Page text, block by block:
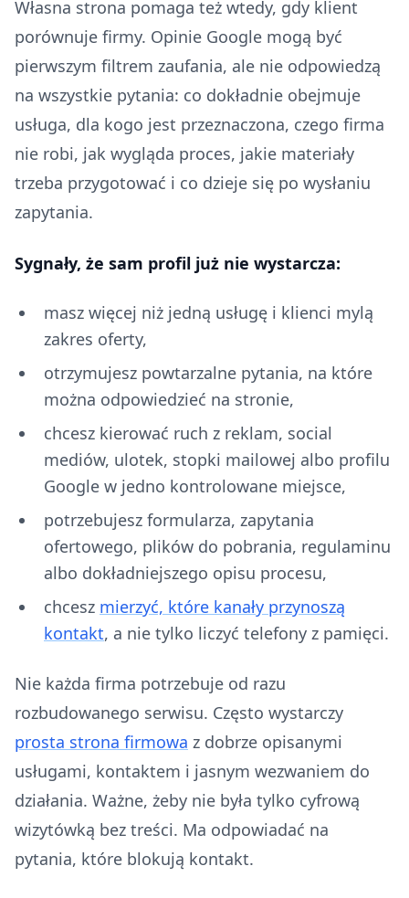
Własna strona pomaga też wtedy, gdy klient
porównuje firmy. Opinie Google mogą być
pierwszym filtrem zaufania, ale nie odpowiedzą
na wszystkie pytania: co dokładnie obejmuje
usługa, dla kogo jest przeznaczona, czego firma
nie robi, jak wygląda proces, jakie materiały
trzeba przygotować i co dzieje się po wysłaniu
zapytania.
Sygnały, że sam profil już nie wystarcza:
masz więcej niż jedną usługę i klienci mylą
zakres oferty,
otrzymujesz powtarzalne pytania, na które
można odpowiedzieć na stronie,
chcesz kierować ruch z reklam, social
mediów, ulotek, stopki mailowej albo profilu
Google w jedno kontrolowane miejsce,
potrzebujesz formularza, zapytania
ofertowego, plików do pobrania, regulaminu
albo dokładniejszego opisu procesu,
chcesz mierzyć, które kanały przynoszą
kontakt, a nie tylko liczyć telefony z pamięci.
Nie każda firma potrzebuje od razu
rozbudowanego serwisu. Często wystarczy
prosta strona firmowa z dobrze opisanymi
usługami, kontaktem i jasnym wezwaniem do
działania. Ważne, żeby nie była tylko cyfrową
wizytówką bez treści. Ma odpowiadać na
pytania, które blokują kontakt.